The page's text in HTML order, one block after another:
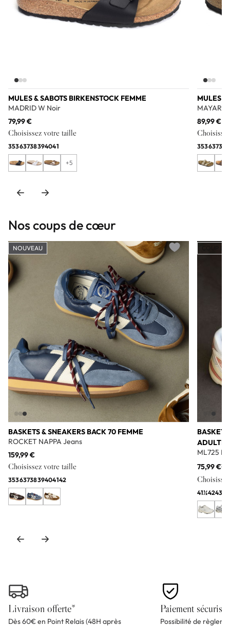
MULES & SABOTS BIRKENSTOCK FEMME
MADRID W Noir
79,99 €
Choisissez votre taille
35363738394041
+5
MULES &
MAYARI
89,99 €
35363738
Nos coups de cœur
BASKETS & SNEAKERS BACK 70 FEMME
ROCKET NAPPA Jeans
159,99 €
Choisissez votre taille
3536373839404142
NOUVEAU
Add to wishlist
ADULTE
ML725
75,99 €
41½4243
Livraison offerte*
Dès 60€ en Point Relais (48H après
Paiement sécurisé
Possibilité de